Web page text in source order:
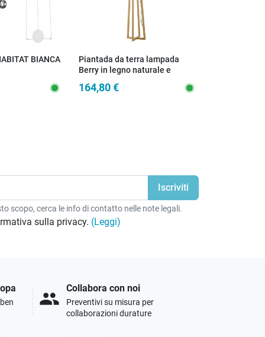
BIANCA
Piantada da terra lampada
Berry in legno naturale e
164,80 €
scopo, cerca le info di contatto nelle note legali.
sulla privacy. (Leggi)
people
Collabora con noi
Preventivi su misura per
collaborazioni durature